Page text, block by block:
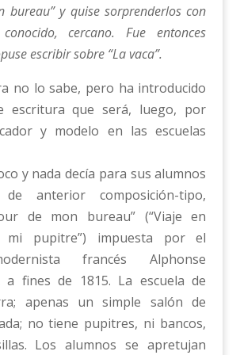
bureau” y quise sorprenderlos con
cercano. Fue entonces
escribir sobre “La vaca”.
no lo sabe, pero ha introducido
escritura que será, luego, por
y modelo en las escuelas
y nada decía para sus alumnos
anterior composición-tipo,
de mon bureau” (“Viaje en
mi pupitre”) impuesta por el
francés Alphonse
a fines de 1815. La escuela de
apenas un simple salón de
no tiene pupitres, ni bancos,
Los alumnos se apretujan